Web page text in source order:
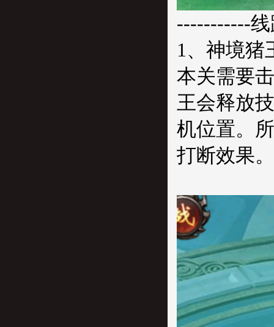
-----------
1、神境猪
本关需要
王会释放
机位置。
打断效果